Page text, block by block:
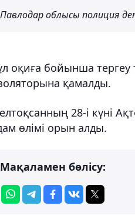
Павлодар облысы полиция
оқиға бойынша тергеу
қамалды.
28-і күні
өлімі орын алды.
Мақаламен бөлісу: